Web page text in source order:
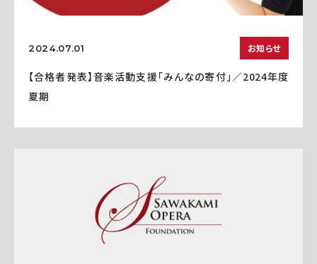
2024.07.01 お知らせ
【合格者発表】音楽活動支援「みんなの寄付」／2024年度
夏期